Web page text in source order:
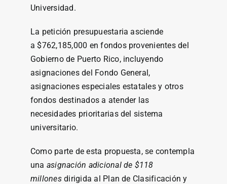
Universidad.
La petición presupuestaria asciende
a $762,185,000 en fondos provenientes del
Gobierno de Puerto Rico, incluyendo
asignaciones del Fondo General,
asignaciones especiales estatales y otros
fondos destinados a atender las
necesidades prioritarias del sistema
universitario.
Como parte de esta propuesta, se contempla
una asignación adicional de $118
millonesdirigida al Plan de Clasificación y